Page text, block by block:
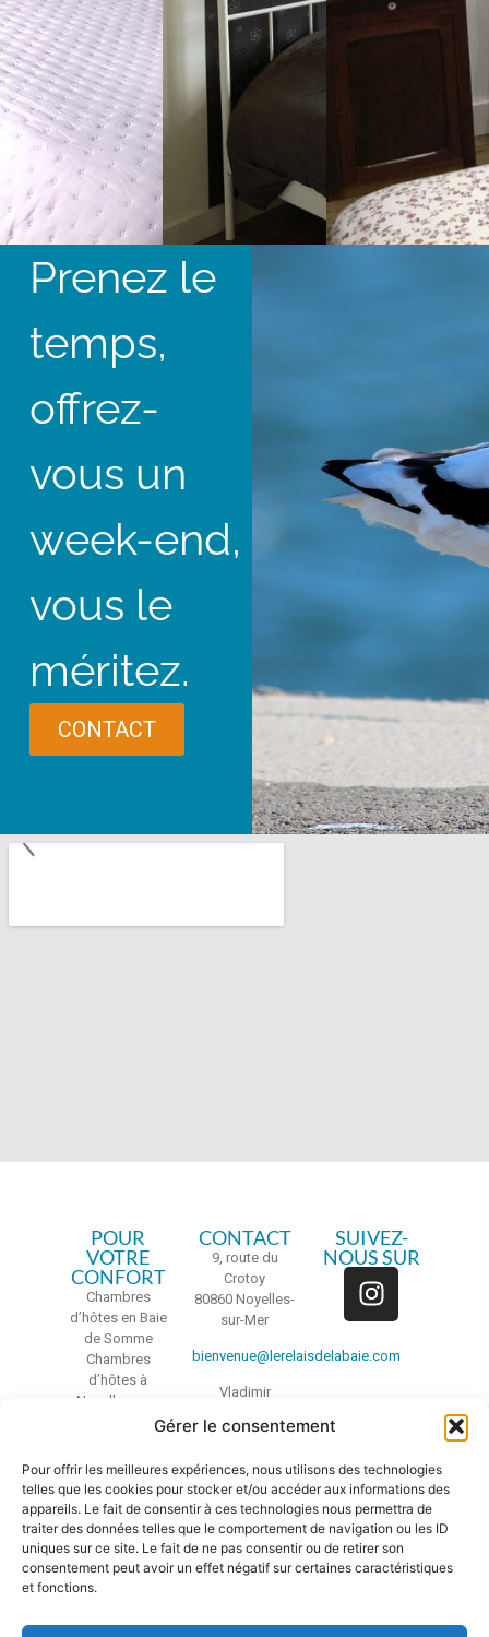
Gérer le consentement
Pour offrir les meilleures expériences, nous utilisons des technologies
telles que les cookies pour stocker et/ou accéder aux informations des
appareils. Le fait de consentir à ces technologies nous permettra de
traiter des données telles que le comportement de navigation ou les ID
uniques sur ce site. Le fait de ne pas consentir ou de retirer son
consentement peut avoir un effet négatif sur certaines caractéristiques
et fonctions.
Prenez le
temps,
offrez-
vous un
week-end,
vous le
méritez.
CONTACT
POUR
VOTRE
CONFORT
Chambres
d’hôtes en Baie
de Somme
Chambres
d’hôtes à
Noyelles-sur-
d’hôtes dans la
Réserve
Naturelle
Nationale de la
Baie de Somme
Chambre
d’hôtes
d’hôtes de
CONTACT
9, route du
Crotoy
80860 Noyelles-
sur-Mer
bienvenue@lerelaisdelabaie.com
Vladimir
SUIVEZ-
NOUS SUR